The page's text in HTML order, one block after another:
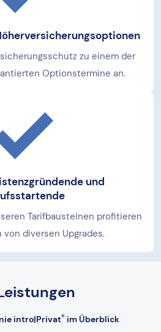
zu einem der
Optionstermine an.
und
Tarifbausteinen profitieren
von diversen Upgrades.
intro|Privat® im Überblick